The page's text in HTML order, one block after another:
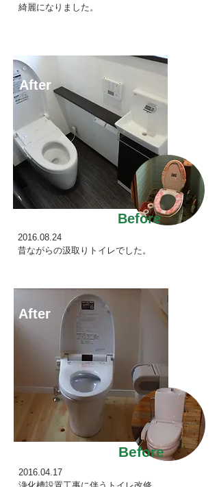
綺麗になりました。
After
Before
2016.08.24
昔ながらの汲取りトイレでした。
After
Before
2016.04.17